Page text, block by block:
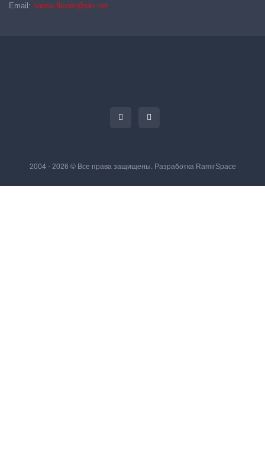
Email: hansa-flexdn@ukr.net
2004 - 2026 © Все права защищены. Разработка RamirSpace